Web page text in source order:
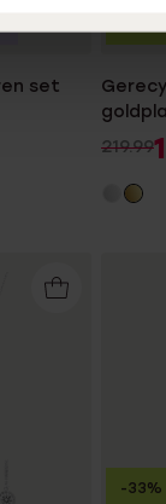
set
219.99
-33%